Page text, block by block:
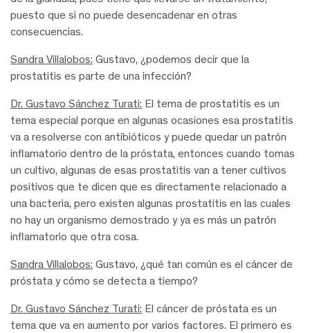
puesto que si no puede desencadenar en otras
consecuencias.
Sandra Villalobos: Gustavo, ¿podemos decir que la
prostatitis es parte de una infección?
Dr. Gustavo Sánchez Turati: El tema de prostatitis es un
tema especial porque en algunas ocasiones esa prostatitis
va a resolverse con antibióticos y puede quedar un patrón
inflamatorio dentro de la próstata, entonces cuando tomas
un cultivo, algunas de esas prostatitis van a tener cultivos
positivos que te dicen que es directamente relacionado a
una bacteria, pero existen algunas prostatitis en las cuales
no hay un organismo demostrado y ya es más un patrón
inflamatorio que otra cosa.
Sandra Villalobos: Gustavo, ¿qué tan común es el cáncer de
próstata y cómo se detecta a tiempo?
Dr. Gustavo Sánchez Turati: El cáncer de próstata es un
tema que va en aumento por varios factores. El primero es